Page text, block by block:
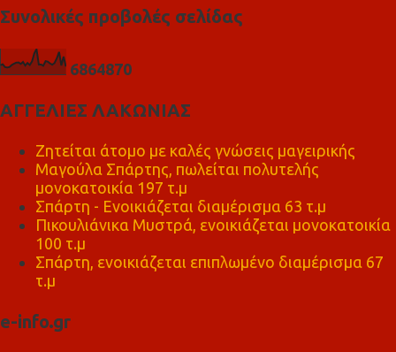
Συνολικές προβολές σελίδας
6864870
ΑΓΓΕΛΙΕΣ ΛΑΚΩΝΙΑΣ
Ζητείται άτομο με καλές γνώσεις μαγειρικής
Μαγούλα Σπάρτης, πωλείται πολυτελής
μονοκατοικία 197 τ.μ
Σπάρτη - Ενοικιάζεται διαμέρισμα 63 τ.μ
Πικουλιάνικα Μυστρά, ενοικιάζεται μονοκατοικία
100 τ.μ
Σπάρτη, ενοικιάζεται επιπλωμένο διαμέρισμα 67
τ.μ
e-info.gr